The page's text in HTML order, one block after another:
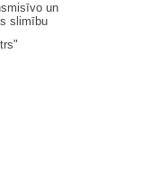
un
slimību